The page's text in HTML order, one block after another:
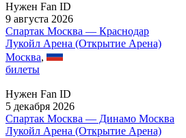
Нужен Fan ID
9 августа 2026
Спартак Москва — Краснодар
Лукойл Арена (Открытие Арена)
Москва,
билеты
Нужен Fan ID
5 декабря 2026
Спартак Москва — Динамо Москва
Лукойл Арена (Открытие Арена)